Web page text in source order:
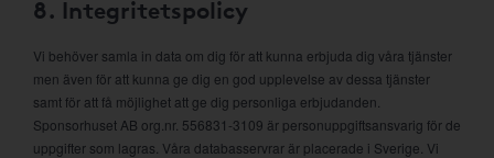
8. Integritetspolicy
Vi behöver samla in data om dig för att kunna erbjuda dig våra tjänster
men även för att kunna ge dig en god upplevelse av dessa tjänster
samt för att få möjlighet att ge dig personliga erbjudanden.
Sponsorhuset AB org.nr. 556831-3109 är personuppgiftsansvarig för de
uppgifter som lagras. Våra databasservrar är placerade i Sverige. Vi